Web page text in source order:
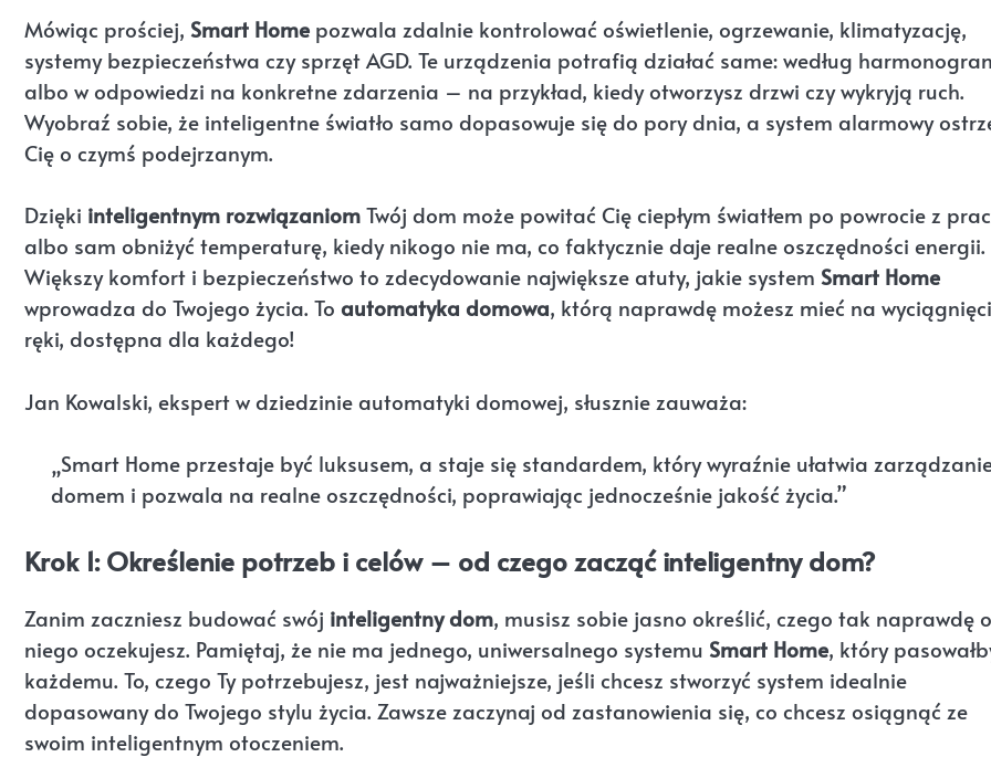
Mówiąc prościej, Smart Home pozwala zdalnie kontrolować oświetlenie, ogrzewanie, klimatyzację,
systemy bezpieczeństwa czy sprzęt AGD. Te urządzenia potrafią działać same: według
albo w odpowiedzi na konkretne zdarzenia – na przykład, kiedy otworzysz drzwi czy wykryją ruch.
Wyobraź sobie, że inteligentne światło samo dopasowuje się do pory dnia, a system alarmowy
Cię o czymś podejrzanym.
Dzięki inteligentnym rozwiązaniomTwój dom może powitać Cię ciepłym światłem po powrocie z
albo sam obniżyć temperaturę, kiedy nikogo nie ma, co faktycznie daje realne oszczędności energii.
Większy komfort i bezpieczeństwo to zdecydowanie największe atuty, jakie system Smart Home
wprowadza do Twojego życia. To automatyka domowa, którą naprawdę możesz mieć na
ręki, dostępna dla każdego!
Jan Kowalski, ekspert w dziedzinie automatyki domowej, słusznie zauważa:
„Smart Home przestaje być luksusem, a staje się standardem, który wyraźnie ułatwia
domem i pozwala na realne oszczędności, poprawiając jednocześnie jakość życia.”
Krok 1: Określenie potrzeb i celów – od czego zacząć inteligentny dom?
Zanim zaczniesz budować swój inteligentny dom, musisz sobie jasno określić, czego tak naprawdę
niego oczekujesz. Pamiętaj, że nie ma jednego, uniwersalnego systemu Smart Home, który
każdemu. To, czego Ty potrzebujesz, jest najważniejsze, jeśli chcesz stworzyć system idealnie
dopasowany do Twojego stylu życia. Zawsze zaczynaj od zastanowienia się, co chcesz osiągnąć ze
swoim inteligentnym otoczeniem.